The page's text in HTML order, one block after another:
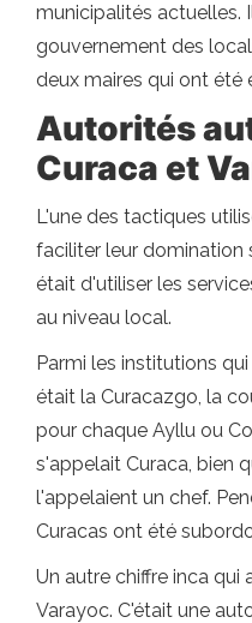
municipalités actuelles.
gouvernement des
deux maires qui ont été
Autorités
Curaca et
L'une des tactiques
faciliter leur domination
était d'utiliser les
au niveau local.
Parmi les institutions
était la Curacazgo, la
pour chaque Ayllu ou
s'appelait Curaca, bien
l'appelaient un chef.
Curacas ont été
Un autre chiffre inca qui
Varayoc. C'était une